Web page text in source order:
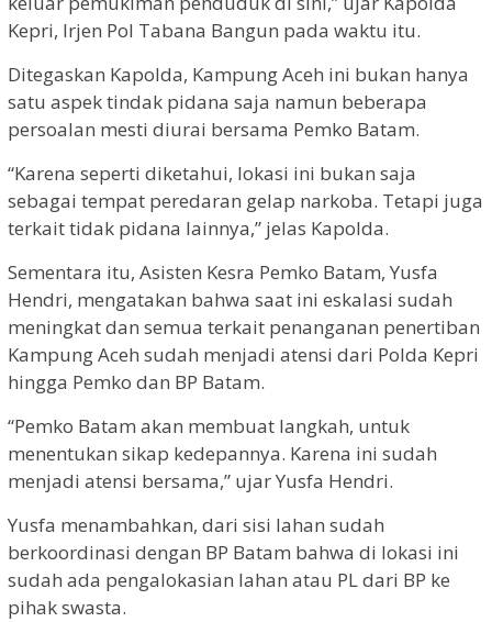
Kepri, Irjen Pol Tabana Bangun pada waktu itu.
Ditegaskan Kapolda, Kampung Aceh ini bukan hanya
satu aspek tindak pidana saja namun beberapa
persoalan mesti diurai bersama Pemko Batam.
“Karena seperti diketahui, lokasi ini bukan saja
sebagai tempat peredaran gelap narkoba. Tetapi juga
terkait tidak pidana lainnya,” jelas Kapolda.
Sementara itu, Asisten Kesra Pemko Batam, Yusfa
Hendri, mengatakan bahwa saat ini eskalasi sudah
meningkat dan semua terkait penanganan penertiban
Kampung Aceh sudah menjadi atensi dari Polda Kepri
hingga Pemko dan BP Batam.
“Pemko Batam akan membuat langkah, untuk
menentukan sikap kedepannya. Karena ini sudah
menjadi atensi bersama,” ujar Yusfa Hendri.
Yusfa menambahkan, dari sisi lahan sudah
berkoordinasi dengan BP Batam bahwa di lokasi ini
sudah ada pengalokasian lahan atau PL dari BP ke
pihak swasta.